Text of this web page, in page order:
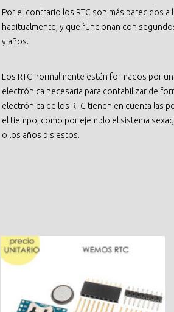
Por el contrario los RTC son más parecidos
habitualmente, y que funcionan con
y años.
Los RTC normalmente están formados por
electrónica necesaria para contabilizar de
electrónica de los RTC tienen en cuenta las
el tiempo, como por ejemplo el sistema
o los años bisiestos.